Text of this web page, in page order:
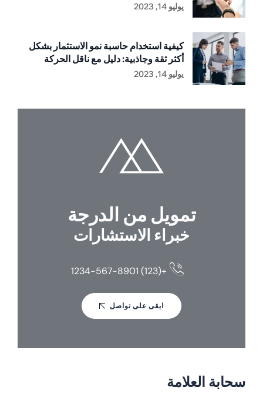
يوليو 14, 2023
كيفية استخدام حاسبة نمو الاستثمار بشكل
أكثر ثقة وجاذبية: دليل مع ناقل الحركة
يوليو 14, 2023
تمويل من الدرجة
خبراء الاستشارات
+(123) 1234-567-8901
ابقى على تواصل
سحابة العلامة